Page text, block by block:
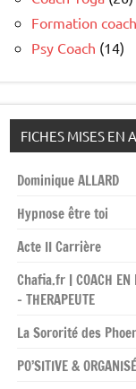
Formation
Psy Coach (14)
FICHES MISES EN
Dominique ALLARD
Hypnose être toi
Acte II Carrière
Chafia.fr | COACH EN
– THERAPEUTE
La Sororité des
PO’SITIVE &